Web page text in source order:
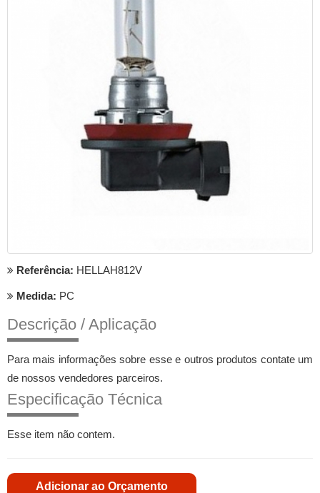
Referência: HELLAH812V
Medida: PC
Descrição / Aplicação
Para mais informações sobre esse e outros produtos contate um
de nossos vendedores parceiros.
Especificação Técnica
Esse item não contem.
Adicionar ao Orçamento